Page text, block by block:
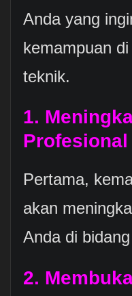
Anda yang
kemampuan
teknik.
1.
Profesional
Pertama,
akan
Anda di
2.